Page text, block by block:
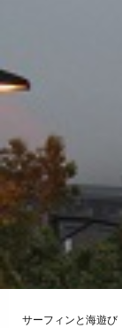
サーフィンと海遊び